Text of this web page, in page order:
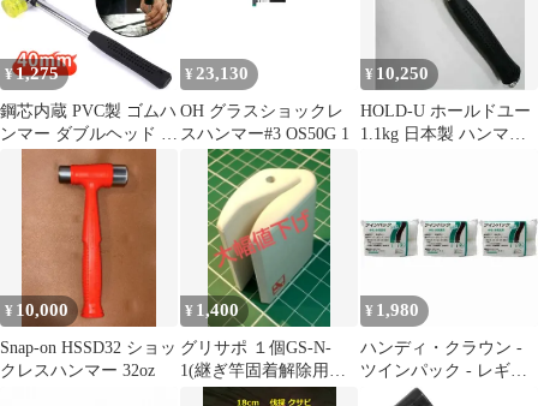
¥1,275
鋼芯内蔵 PVC製 ゴムハ
ンマー ダブルヘッド 小
型 ショックレスハンマ
ー DIY 工作用 家具・タ
イル施工用 40mm 約
¥ 23,130
OH グラスショックレ
スハンマー#3 OS50G 1
¥ 10,250
HOLD-U ホールドユー
1.1kg 日本製 ハンマー
¥ 10,000
Snap-on HSSD32 ショッ
クレスハンマー 32oz
¥ 1,400
グリサポ １個GS-N-
1(継ぎ竿固着解除用支
¥ 1,980
ハンディ・クラウン -
ツインパック - レギュ
ラー中毛７インチ 3個